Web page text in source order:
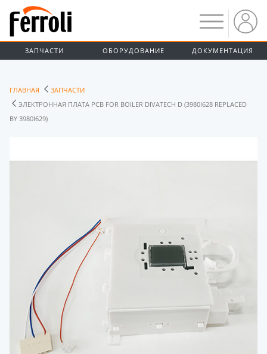
ЗАПЧАСТИ ОБОРУДОВАНИЕ ДОКУМЕНТАЦИЯ
ГЛАВНАЯ
ЗАПЧАСТИ
ЭЛЕКТРОННАЯ ПЛАТА PCB FOR BOILER DIVATECH D (3980I628 REPLACED
BY 3980I629)